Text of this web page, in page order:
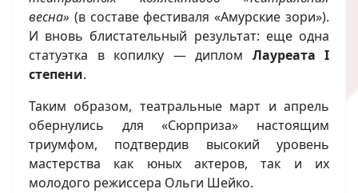
весна» (в составе фестиваля «Амурские зори»).
И вновь блистательный результат: еще одна
статуэтка в копилку — диплом Лауреата I
степени.
Таким образом, театральные март и апрель
обернулись для «Сюрприза» настоящим
триумфом, подтвердив высокий уровень
мастерства как юных актеров, так и их
молодого режиссера Ольги Шейко.